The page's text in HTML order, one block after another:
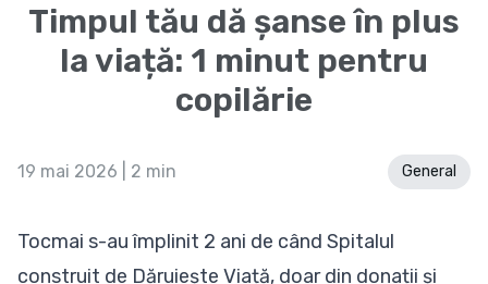
Timpul tău dă șanse în plus
la viață: 1 minut pentru
copilărie
19 mai 2026 | 2 min General
Tocmai s-au împlinit 2 ani de când Spitalul
construit de Dăruiește Viață, doar din donații și